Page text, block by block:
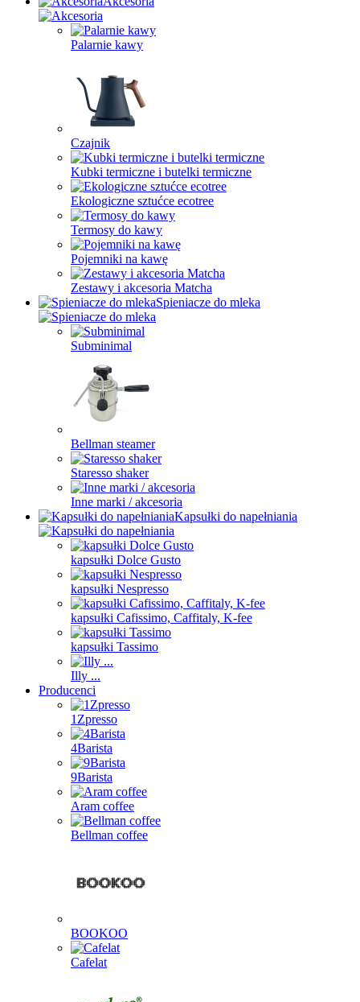
Palarnie kawy
Czajnik
Kubki termiczne i butelki termiczne
Ekologiczne sztućce ecotree
Termosy do kawy
Pojemniki na kawę
Zestawy i akcesoria Matcha
Spieniacze do mleka
Subminimal
Bellman steamer
Staresso shaker
Inne marki / akcesoria
Kapsułki do napełniania
kapsułki Dolce Gusto
kapsułki Nespresso
kapsułki Cafissimo, Caffitaly, K-fee
kapsułki Tassimo
Illy ...
Producenci
1Zpresso
4Barista
9Barista
Aram coffee
Bellman coffee
BOOKOO
Cafelat